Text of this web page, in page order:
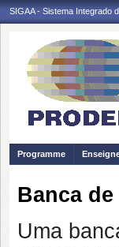
SIGAA - Sistema Integrado
Programme
Banca de
Uma